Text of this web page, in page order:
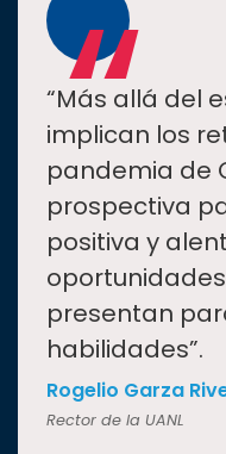
“
“Más allá del
implican los
pandemia de
prospectiva
positiva y
presentan
habilidades”.
Rogelio Garza
Rector de la UANL